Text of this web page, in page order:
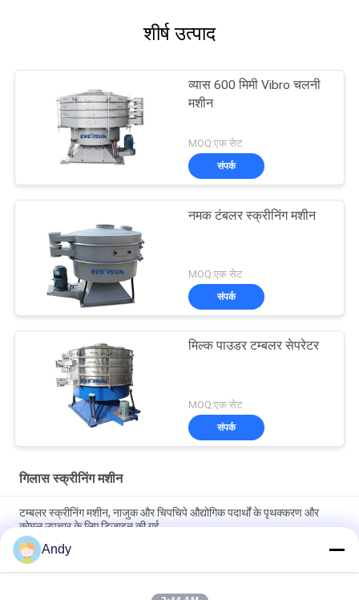
शीर्ष उत्पाद
व्यास 600 मिमी Vibro चलनी
मशीन
MOQ:एक सेट
संपर्क
नमक टंबलर स्क्रीनिंग मशीन
MOQ:एक सेट
संपर्क
मिल्क पाउडर टम्बलर सेपरेटर
MOQ:एक सेट
संपर्क
गिलास स्क्रीनिंग मशीन
टम्बलर स्क्रीनिंग मशीन, नाजुक और चिपचिपे औद्योगिक पदार्थों के पृथक्करण और
कोमल उपचार के लिए डिज़ाइन की गई
टम्बलर स्क्रीनिंग मशीन उद्योग में नाजुक बारीक और चिपचिपा सामग्री के आसान
रखरखाव और कोमल स्क्रीनिंग के लिए डिज़ाइन की गई है
Andy